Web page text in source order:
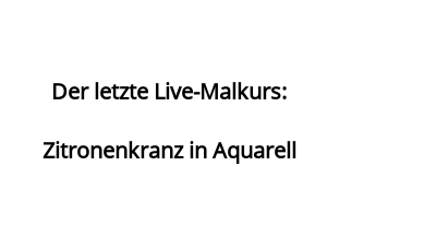
Der letzte Live-Malkurs:
Zitronenkranz in Aquarell